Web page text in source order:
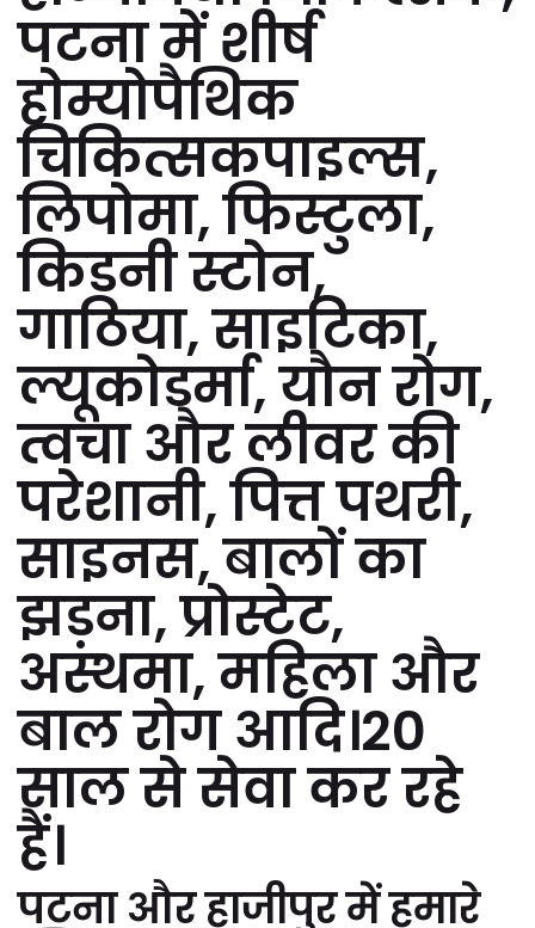
पटना में शीर्ष
होम्योपैथिक
चिकित्सकपाइल्स,
लिपोमा, फिस्टुला,
किडनी स्टोन,
गाठिया, साइटिका,
ल्यूकोडर्मा, यौन रोग,
त्वचा और लीवर की
परेशानी, पित्त पथरी,
साइनस, बालों का
झड़ना, प्रोस्टेट,
अस्थमा, महिला और
बाल रोग आदि।20
साल से सेवा कर रहे
हैं।
पटना और हाजीपुर में हमारे